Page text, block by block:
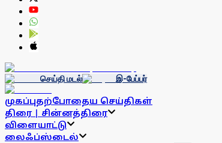
செய்தி மடல் இ-பேப்பர்
முகப்புதற்போதைய செய்திகள்
திரை | சின்னத்திரை
விளையாட்டு
லைஃப்ஸ்டைல்